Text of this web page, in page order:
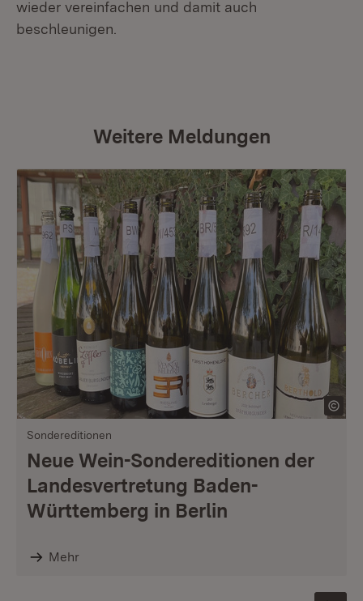
wieder vereinfachen und damit auch
beschleunigen.
Weitere Meldungen
Sondereditionen
Neue Wein-Sondereditionen der
Landesvertretung Baden-
Württemberg in Berlin
Mehr